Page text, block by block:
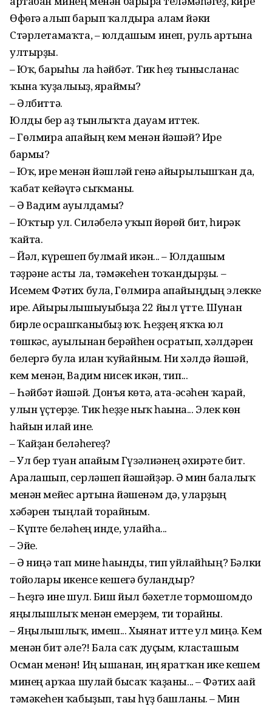
Өфөгә алып барып ҡалдыра алам йәки
Стәрлетамаҡта, – юлдашым инеп, руль артына
ултырҙы.
– Юҡ, барыһы ла һәйбәт. Тик һеҙ тынысланғас
ҡына ҡуҙғалығыҙ, яраймы?
– Әлбиттә.
Юлды бер аҙ тынлыҡта дауам иттек.
– Гөлмира апайың кем менән йәшәй? Ире
бармы?
– Юҡ, ире менән йәшләй генә айырылышҡан да,
ҡабат кейәүгә сыҡманы.
– Ә Вадим ауылдамы?
– Юҡтыр ул. Силәбелә уҡып йөрөй бит, һирәк
ҡайта.
– Йәл, күрешеп булмай икән... – Юлдашым
тәҙрәне асты ла, тәмәкеһен тоҡандырҙы. –
Исемем Фәтих була, Гөлмира апайыңдың элекке
ире. Айырылышыуыбыҙға 22 йыл үтте. Шунан
бирле осрашҡаныбыҙ юҡ. Һеҙҙең яҡҡа юл
төшкәс, ауылынан берәйһен осратып, хәлдәрен
белергә була иғлан ҡуйғайным. Ни хәлдә йәшәй,
кем менән, Вадим нисек икән, тип...
– Һәйбәт йәшәй. Донъя көтә, ата-әсәһен ҡарай,
улын үҫтерҙе. Тик һеҙҙе ныҡ һағына... Элек көн
һайын илай ине.
– Ҡайҙан беләһегеҙ?
– Ул бер туған апайым Гүзәлиәнең әхирәте бит.
Аралашып, серләшеп йәшәйҙәр. Ә мин балалыҡ
менән мейес артына йәшенәм дә, уларҙың
хәбәрен тыңлай торғайным.
– Күпте беләһең инде, улайһа...
– Эйе.
– Ә ниңә тап мине һағынды, тип уйлайһың? Бәлки
тойғолары икенсе кешегә булғандыр?
– Һеҙгә ине шул. Биш йыл бәхетле тормошомдо
яңылышлыҡ менән емерҙем, ти торғайны.
– Яңылышлыҡ, имеш... Хыянат итте ул миңә. Кем
менән бит әле?! Бала саҡ дуҫым, класташым
Осман менән! Иң ышанған, иң яратҡан ике кешем
минең арҡаға шулай бысаҡ ҡаҙаны... – Фәтих ағай
тәмәкеһен ҡабыҙып, тағы һүҙ башланы. – Мин